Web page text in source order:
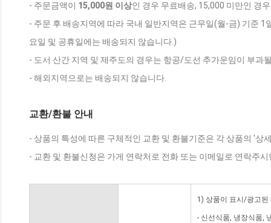
- 주문금액이 15,000원 이상인 경우 무료배송, 15,000 미만인 경
- 주문 후 배송지역에 따라 국내 일반지역은 근무일(월-금) 기준
요일 및 공휴일에는 배송되지 않습니다.)
- 도서 산간 지역 및 제주도의 경우는 항공/도선 추가운임이 부과
- 해외지역으로는 배송되지 않습니다.
교환/환불 안내
- 상품의 특성에 따른 구체적인 교환 및 환불기준은 각 상품의 '상
- 교환 및 환불신청은 가게 연락처로 전화 또는 이메일로 연락주
1) 상품이 표시/광고된
- 신선식품, 냉장식품,